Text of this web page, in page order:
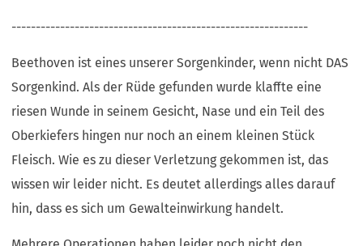
-------------------------------------------------------------
Beethoven ist eines unserer Sorgenkinder, wenn nicht DAS
Sorgenkind. Als der Rüde gefunden wurde klaffte eine
riesen Wunde in seinem Gesicht, Nase und ein Teil des
Oberkiefers hingen nur noch an einem kleinen Stück
Fleisch. Wie es zu dieser Verletzung gekommen ist, das
wissen wir leider nicht. Es deutet allerdings alles darauf
hin, dass es sich um Gewalteinwirkung handelt.